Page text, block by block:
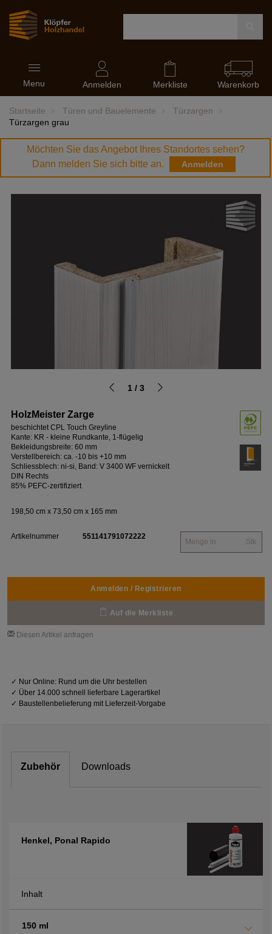
Navigation
ein-
und
ausblenden
Menu Anmelden Merkliste Warenkorb
Startseite Türen und Bauelemente
Türzargen
Türzargen grau
Möchten Sie das Angebot Ihres Standortes sehen?
Dann melden Sie sich bitte an.
Anmelden
1 / 3
HolzMeister Zarge
beschichtet CPL Touch Greyline
Kante: KR - kleine Rundkante, 1-flügelig
Bekleidungsbreite: 60 mm
Verstellbereich: ca. -10 bis +10 mm
Schliessblech: ni-si, Band: V 3400 WF vernickelt
DIN Rechts
85% PEFC-zertifiziert
198,50 cm x 73,50 cm x 165 mm
Artikelnummer 551141791072222
Stk.
Anmelden / Registrieren
Auf die Merkliste
Diesen Artikel anfragen
✓ Nur Online: Rund um die Uhr bestellen
✓ Über 14.000 schnell lieferbare Lagerartikel
✓ Baustellenbelieferung mit Lieferzeit-Vorgabe
Zubehör Downloads
Henkel, Ponal Rapido
Inhalt
150 ml